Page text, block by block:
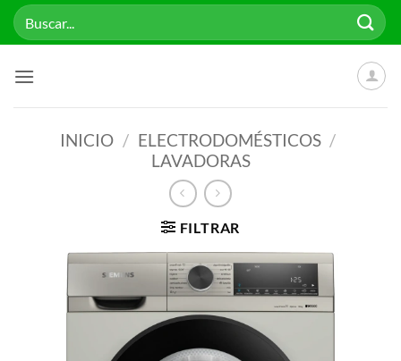
Saltar
Buscar
por:
INICIO / ELECTRODOMÉSTICOS /
LAVADORAS
FILTRAR